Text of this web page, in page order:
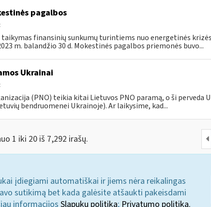
pagalbos
finansinių sunkumų turintiems nuo energetinės
m. balandžio 30 d. Mokestinės pagalbos priemonės buvo...
Ukrainai
(PNO) teikia kitai Lietuvos PNO paramą, o ši perveda
bendruomenei Ukrainoje). Ar laikysime, kad...
1 iki 20 iš 7,292 irašų.
įdiegiami automatiškai ir jiems nėra reikalingas
sutikimą bet kada galėsite atšaukti pakeisdami
informacijos Slapukų politika; Privatumo politika.